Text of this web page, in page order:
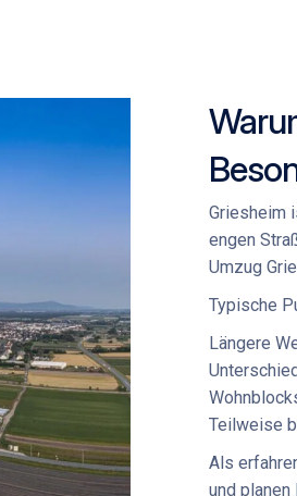
Griesheim
engen
Umzug
Typische
Längere
Teilweise
Als
und